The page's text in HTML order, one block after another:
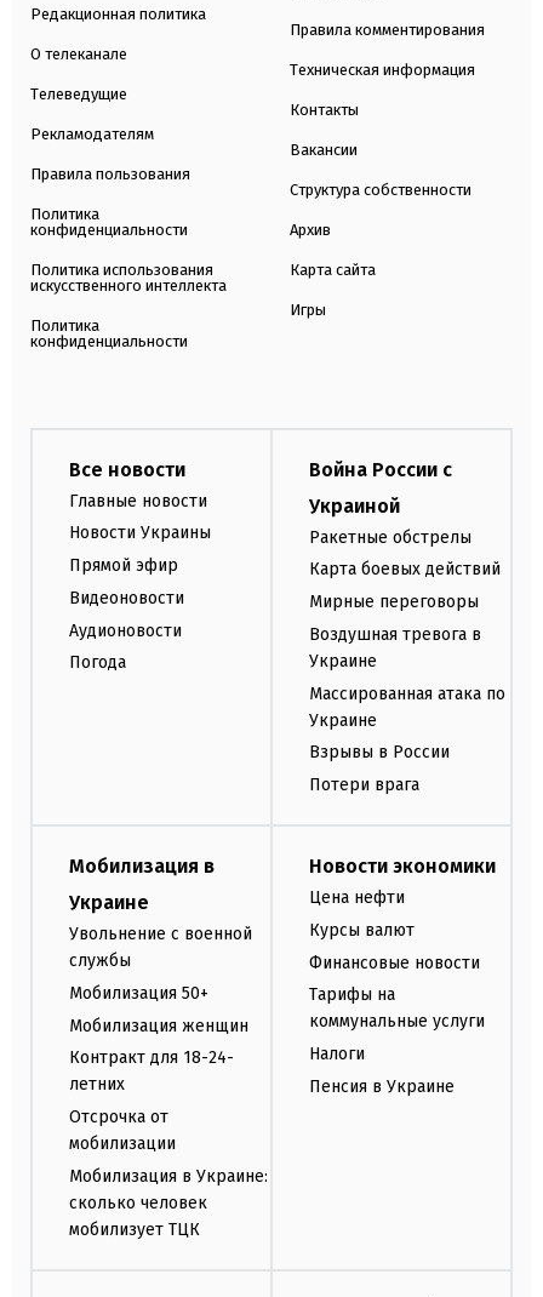
Редакционная политика
О телеканале
Телеведущие
Рекламодателям
Правила пользования
Политика
конфиденциальности
Политика использования
искусственного интеллекта
Политика
конфиденциальности
Правила комментирования
Техническая информация
Контакты
Вакансии
Структура собственности
Архив
Карта сайта
Игры
Все новости
Главные новости
Новости Украины
Прямой эфир
Видеоновости
Аудионовости
Погода
Война России с
Украиной
Ракетные обстрелы
Карта боевых действий
Мирные переговоры
Воздушная тревога в
Украине
Массированная атака по
Украине
Взрывы в России
Потери врага
Мобилизация в
Украине
Увольнение с военной
службы
Мобилизация 50+
Мобилизация женщин
Контракт для 18-24-
летних
Отсрочка от
мобилизации
Мобилизация в Украине:
сколько человек
мобилизует ТЦК
Новости экономики
Цена нефти
Курсы валют
Финансовые новости
Тарифы на
коммунальные услуги
Налоги
Пенсия в Украине